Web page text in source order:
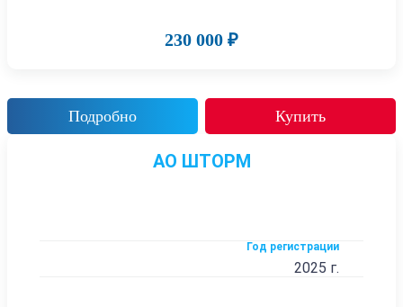
230 000 ₽
Подробно Купить
АО ШТОРМ
Год регистрации
2025 г.